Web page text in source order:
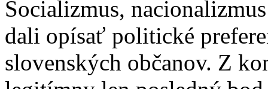
Socializmus,
dali opísať politické
slovenských občanov. Z